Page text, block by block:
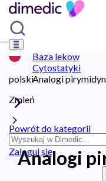
polski
Zmień
Zaloguj się
Baza lekow
Cytostatyki
Analogi pirymidyn
Powrót do kategorii
Analogi